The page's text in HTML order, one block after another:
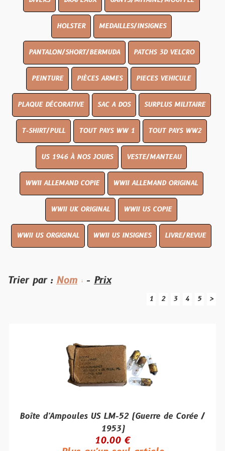
HOLSTER MEDAILLES/INSIGNES
PANTALON/SHORT/BERMUDA PATCHS 3D VELCRO
PEINTURE PIÈCES ARMES PIECES VEHICULE
PLAQUE DÉCORATIVE SAC A DOS SURPLUS MILITAIRE
T-SHIRT/PULL TOUT PAYS WW 1 TOUT PAYS WW2
US 1946 À NOS JOURS VESTE/MANTEAU
WWII ALLEMAND COPIE WWII ALLEMAND ORIGINAL
WWII UK ORIGINAL WWII US COPIE
WWII US ORGIGINAL WWII US INSIGNES LIVRE/REVUE
Trier par : Nom - Prix
1 2 3 4 5 >
Boîte d'Ampoules US LM-52 (Guerre de Corée /
1953)
10.00 €